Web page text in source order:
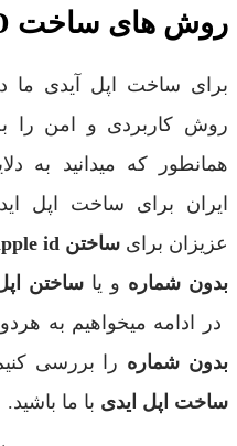
روش های ساخت Apple ID
برای ساخت اپل آیدی ما
روش کاربردی و امن را
همانطور که میدانید به
ایران برای ساخت اپل
عزیزان برایساختن apple id
بدون شماره و یا ساختن
در ادامه میخواهیم به
بدون شماره را بررسی
ساخت اپل ایدی با ما باشید.